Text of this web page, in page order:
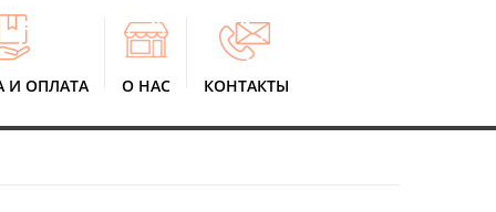
И ОПЛАТА О НАС КОНТАКТЫ